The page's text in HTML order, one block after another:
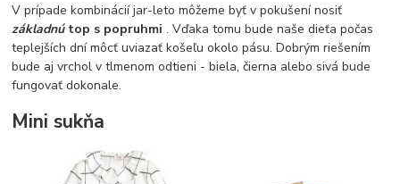
V prípade kombinácií jar-leto môžeme byť v pokušení nosiť
základnú top s popruhmi. Vďaka tomu bude naše dieťa počas
teplejších dní môcť uviazať košeľu okolo pásu. Dobrým riešením
bude aj vrchol v tlmenom odtieni - biela, čierna alebo sivá bude
fungovať dokonale.
Mini sukňa